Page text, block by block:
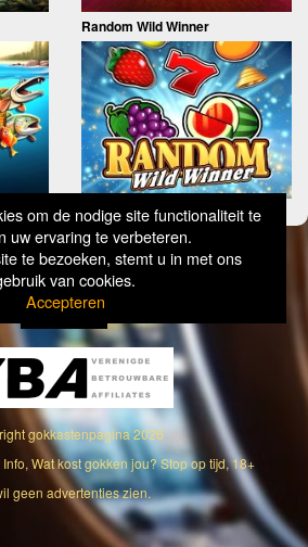
om de nodige site functionaliteit te
uw ervaring te verbeteren.
te bezoeken, stemt u in met ons
van cookies.
Accepteren
Random Wild Winner
gokkastenpagina2026
Wat kost gokken jou? Stop op tijd, 18+
geen advertenties zien.